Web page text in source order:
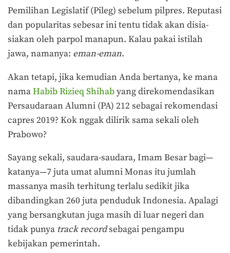
Pemilihan Legislatif (Pileg) sebelum pilpres. Reputasi
dan popularitas sebesar ini tentu tidak akan disia-
siakan oleh parpol manapun. Kalau pakai istilah
jawa, namanya: eman-eman.
Akan tetapi, jika kemudian Anda bertanya, ke mana
namaHabib Rizieq Shihabyang direkomendasikan
Persaudaraan Alumni (PA) 212 sebagai rekomendasi
capres 2019? Kok nggak dilirik sama sekali oleh
Prabowo?
Sayang sekali, saudara-saudara, Imam Besar bagi—
katanya—7 juta umat alumni Monas itu jumlah
massanya masih terhitung terlalu sedikit jika
dibandingkan 260 juta penduduk Indonesia. Apalagi
yang bersangkutan juga masih di luar negeri dan
tidak punya track recordsebagai pengampu
kebijakan pemerintah.